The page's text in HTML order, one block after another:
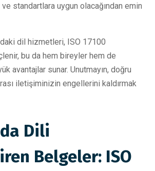
ve standartlara uygun olacağından emin
dil hizmetleri, ISO 17100
bu da hem bireyler hem de
avantajlar sunar. Unutmayın, doğru
iletişiminizin engellerini kaldırmak
Dili
Belgeler: ISO